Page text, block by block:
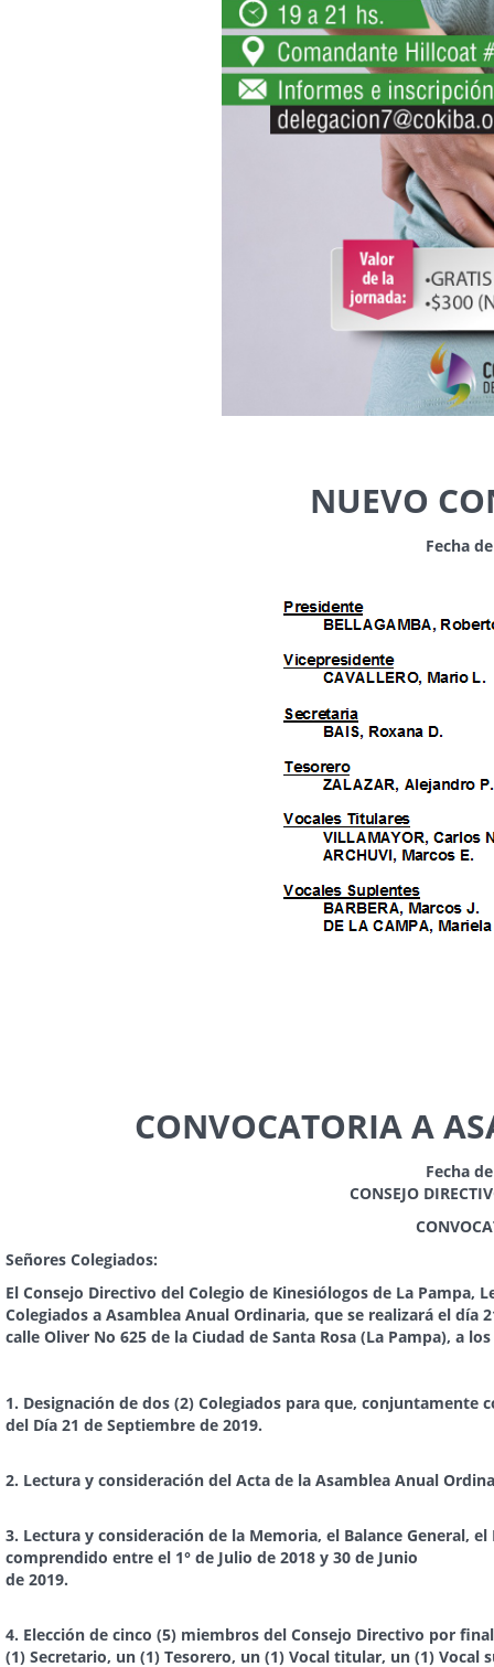
NUEVO
Fecha
CONVOCATORIA A
Fecha
CONSEJO DIRECTIVO DEL COLEGIO
CONVOCATORIA A
Señores Colegiados:
El Consejo Directivo del Colegio de Kinesiólogos de La
Colegiados a Asamblea Anual Ordinaria, que se realizará el día
calle Oliver No 625 de la Ciudad de Santa Rosa (La Pampa), a
1. Designación de dos (2) Colegiados para que,
del Día 21 de Septiembre de 2019.
2. Lectura y consideración del Acta de la Asamblea Anual
3. Lectura y consideración de la Memoria, el Balance General,
comprendido entre el 1° de Julio de 2018 y 30 de Junio
de 2019.
4. Elección de cinco (5) miembros del Consejo Directivo por
(1) Secretario, un (1) Tesorero, un (1) Vocal titular, un (1) Vocal